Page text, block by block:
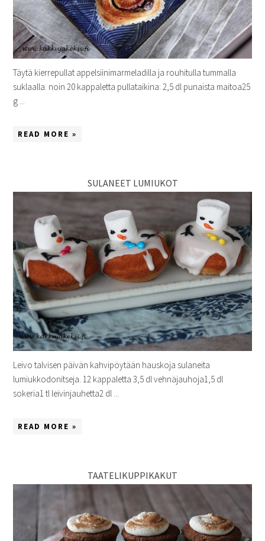
Täytä kierrepullat appelsiinimarmeladilla ja rouhitulla tummalla
suklaalla. noin 20 kappaletta pullataikina: 2,5 dl punaista maitoa25
g ...
READ MORE »
SULANEET LUMIUKOT
Leivo talvisen päivän kahvipöytään hauskoja sulaneita
lumiukkodonitseja. 12 kappaletta 3,5 dl vehnäjauhoja1,5 dl
sokeria1 tl leivinjauhetta2 dl ...
READ MORE »
TAATELIKUPPIKAKUT